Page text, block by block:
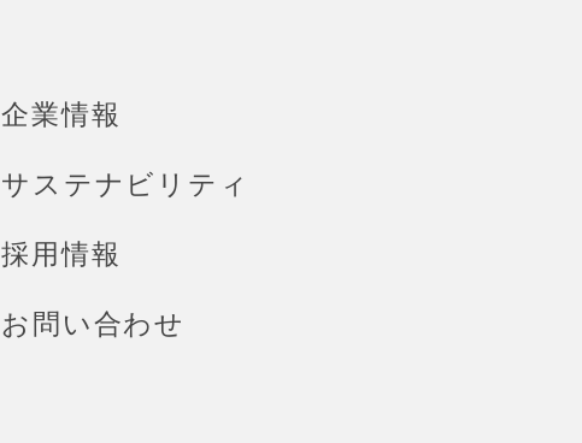
企業情報
サステナビリティ
採用情報
お問い合わせ